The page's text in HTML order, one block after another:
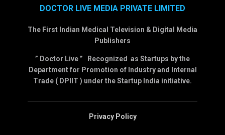
DOCTOR LIVE MEDIA PRIVATE LIMITED
The First Indian Medical Television & Digital Media
Publishers
” Doctor Live ” Recognized as Startups by the
Department for Promotion of Industry and Internal
Trade ( DPIIT ) under the Startup India initiative.
Privacy Policy